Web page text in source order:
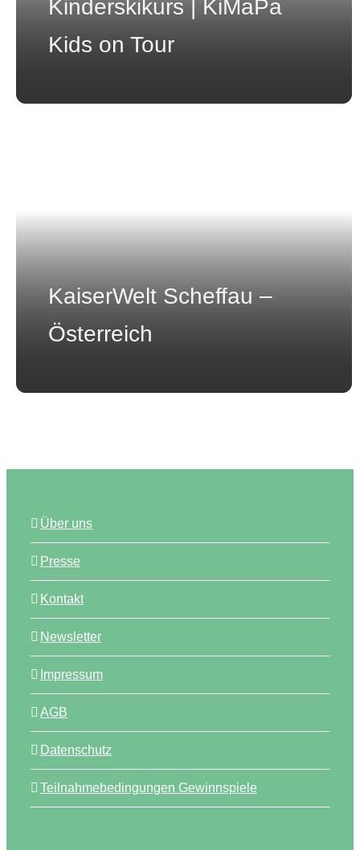
Kinderskikurs | KiMaPa
Kids on Tour
KaiserWelt Scheffau –
Österreich
Über uns
Presse
Kontakt
Newsletter
Impressum
AGB
Datenschutz
Teilnahmebedingungen Gewinnspiele